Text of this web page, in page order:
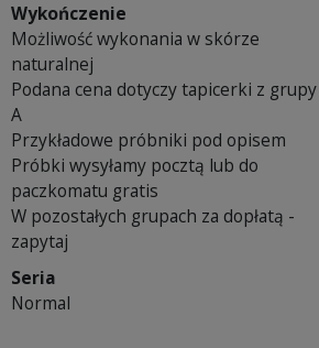
Wykończenie
Możliwość wykonania w skórze
naturalnej
Podana cena dotyczy tapicerki z grupy
A
Przykładowe próbniki pod opisem
Próbki wysyłamy pocztą lub do
paczkomatu gratis
W pozostałych grupach za dopłatą -
zapytaj
Seria
Normal